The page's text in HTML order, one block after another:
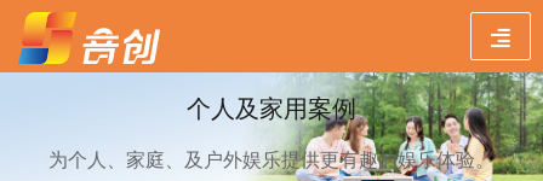
个人及家用案例
为个人、家庭、及户外娱乐提供更有趣的娱乐体验。